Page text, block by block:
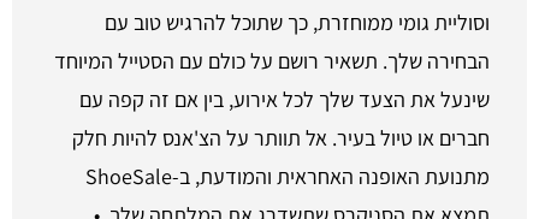
וסוליית גומי ממוחזרת, כך שתוכל להרגיש טוב עם
הבחירה שלך. תשאיר רושם על כולם עם הסטייל המיוחד
שינעל את הצעד שלך לכל אירוע, בין אם זה קפה עם
חברים או טיול בעיר. אל תוותר על הצ'אנס להיות חלק
מתנועת האופנה האחראית והמודעת, ב-ShoeSale